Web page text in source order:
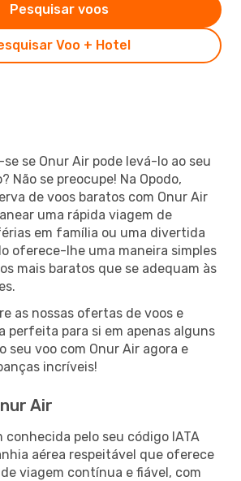
Voo + Hotel
Pesquisar voos
se Onur Air pode levá-lo ao seu
Não se preocupe! Na Opodo,
de voos baratos com Onur Air
uma rápida viagem de
em família ou uma divertida
oferece-lhe uma maneira simples
mais baratos que se adequam às
as nossas ofertas de voos e
perfeita para si em apenas alguns
seu voo com Onur Air agora e
incríveis!
Air
conhecida pelo seu código IATA
aérea respeitável que oferece
viagem contínua e fiável, com